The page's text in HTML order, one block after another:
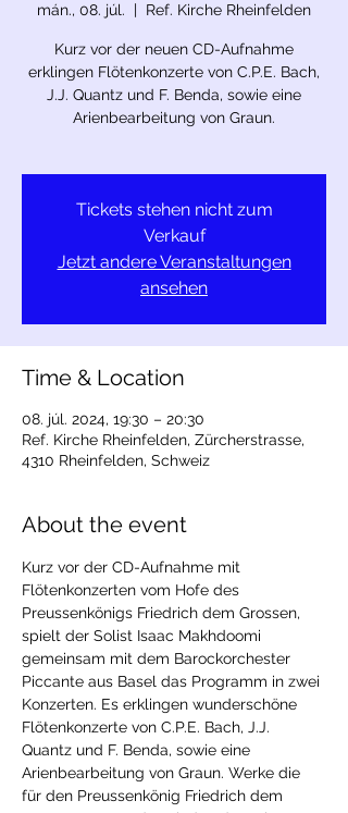
mán., 08. júl.
  |
Ref. Kirche Rheinfelden
Kurz vor der neuen CD-Aufnahme
erklingen Flötenkonzerte von C.P.E. Bach,
J.J. Quantz und F. Benda, sowie eine
Arienbearbeitung von Graun.
Tickets stehen nicht zum
Verkauf
Jetzt andere Veranstaltungen
ansehen
Time & Location
08. júl. 2024, 19:30 – 20:30
Ref. Kirche Rheinfelden, Zürcherstrasse,
4310 Rheinfelden, Schweiz
About the event
Kurz vor der CD-Aufnahme mit
Flötenkonzerten vom Hofe des
Preussenkönigs Friedrich dem Grossen,
spielt der Solist Isaac Makhdoomi
gemeinsam mit dem Barockorchester
Piccante aus Basel das Programm in zwei
Konzerten. Es erklingen wunderschöne
Flötenkonzerte von C.P.E. Bach, J.J.
Quantz und F. Benda, sowie eine
Arienbearbeitung von Graun. Werke die
für den Preussenkönig Friedrich dem